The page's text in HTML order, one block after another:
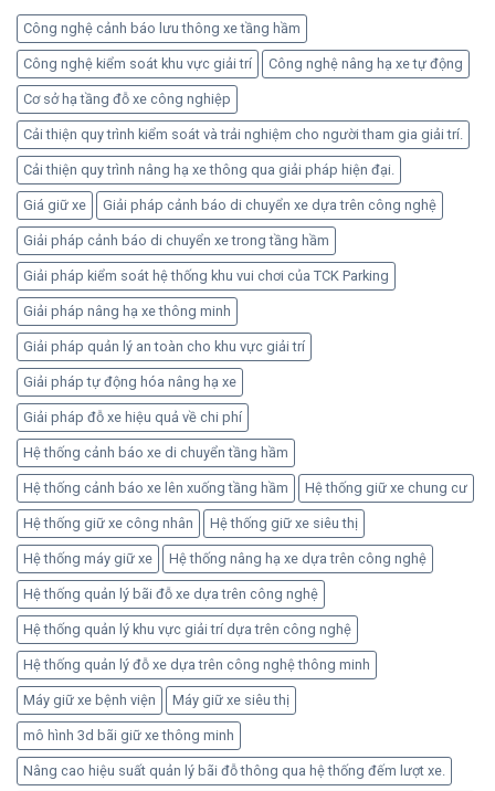
chung
cư
hiệu
quả
an
toàn
Công nghệ cảnh báo lưu thông xe tầng hầm
Công nghệ kiểm soát khu vực giải trí Công nghệ nâng hạ xe tự động
Cơ sở hạ tầng đỗ xe công nghiệp
Cải thiện quy trình kiểm soát và trải nghiệm cho người tham gia giải trí.
Cải thiện quy trình nâng hạ xe thông qua giải pháp hiện đại.
Giá giữ xe Giải pháp cảnh báo di chuyển xe dựa trên công nghệ
Giải pháp cảnh báo di chuyển xe trong tầng hầm
Giải pháp kiểm soát hệ thống khu vui chơi của TCK Parking
Giải pháp nâng hạ xe thông minh
Giải pháp quản lý an toàn cho khu vực giải trí
Giải pháp tự động hóa nâng hạ xe
Giải pháp đỗ xe hiệu quả về chi phí
Hệ thống cảnh báo xe di chuyển tầng hầm
Hệ thống cảnh báo xe lên xuống tầng hầm Hệ thống giữ xe chung cư
Hệ thống giữ xe công nhân Hệ thống giữ xe siêu thị
Hệ thống máy giữ xe Hệ thống nâng hạ xe dựa trên công nghệ
Hệ thống quản lý bãi đỗ xe dựa trên công nghệ
Hệ thống quản lý khu vực giải trí dựa trên công nghệ
Hệ thống quản lý đỗ xe dựa trên công nghệ thông minh
Máy giữ xe bệnh viện Máy giữ xe siêu thị
mô hình 3d bãi giữ xe thông minh
Nâng cao hiệu suất quản lý bãi đỗ thông qua hệ thống đếm lượt xe.